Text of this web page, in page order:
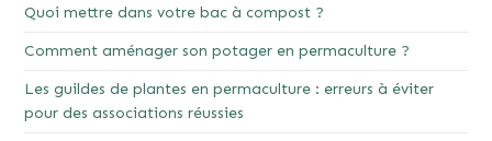
Quoi mettre dans votre bac à compost ?
Comment aménager son potager en permaculture ?
Les guildes de plantes en permaculture : erreurs à éviter
pour des associations réussies